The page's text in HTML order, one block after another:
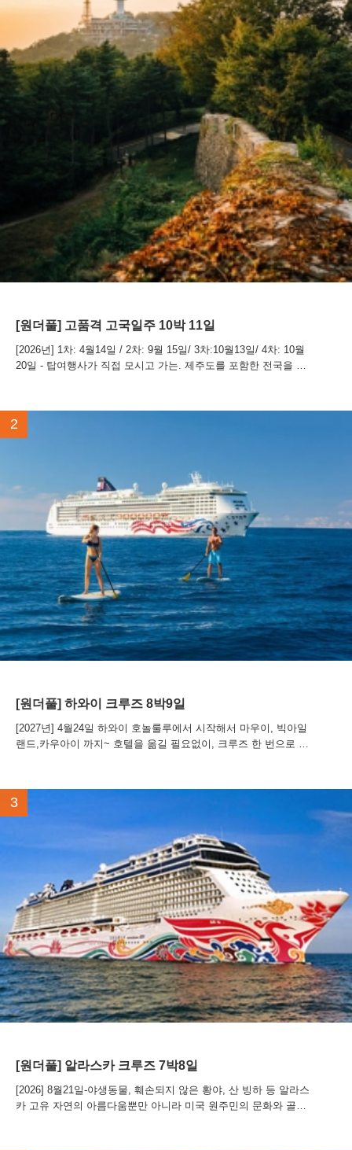
[원더풀] 고품격 고국일주 10박 11일
[2026년] 1차: 4월14일 / 2차: 9월 15일/ 3차:10월13일/ 4차: 10월
20일 - 탑여행사가 직접 모시고 가는. 제주도를 포함한 전국을 구
2
[원더풀] 하와이 크루즈 8박9일
[2027년] 4월24일 하와이 호놀룰루에서 시작해서 마우이, 빅아일
랜드,카우아이 까지~ 호텔을 옮길 필요없이, 크루즈 한 번으로 완
3
[원더풀] 알라스카 크루즈 7박8일
[2026] 8월21일-야생동물, 훼손되지 않은 황야, 산 빙하 등 알라스
카 고유 자연의 아름다움뿐만 아니라 미국 원주민의 문화와 골드